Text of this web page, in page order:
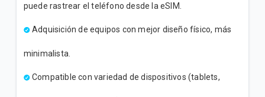
puede rastrear el teléfono desde la eSIM.
Adquisición de equipos con mejor diseño físico, más
minimalista.
Compatible con variedad de dispositivos (tablets,